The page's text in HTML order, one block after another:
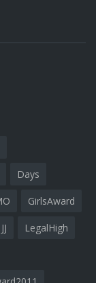
Days
GirlsAward
JJ LegalHigh